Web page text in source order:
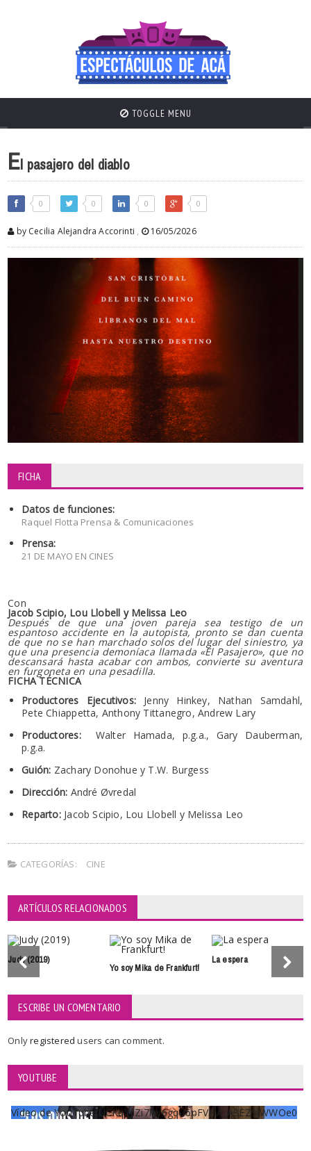
TOGGLE MENU
El pasajero del diablo
0 0 0 0
by Cecilia Alejandra Accorinti , 16/05/2026
FICHA
Datos de funciones:
Raquel Flotta Prensa & Comunicaciones
Prensa:
21 DE MAYO EN CINES
Con
Jacob Scipio, Lou Llobell y Melissa Leo
Después de que una joven pareja sea testigo de un
espantoso accidente en la autopista, pronto se dan cuenta
de que no se han marchado solos del lugar del siniestro, ya
que una presencia demoníaca llamada «El Pasajero», que no
descansará hasta acabar con ambos, convierte su aventura
en furgoneta en una pesadilla.
FICHA TÉCNICA
Productores Ejecutivos: Jenny Hinkey, Nathan Samdahl,
Pete Chiappetta, Anthony Tittanegro, Andrew Lary
Productores: Walter Hamada, p.g.a., Gary Dauberman,
p.g.a.
Guión: Zachary Donohue y T.W. Burgess
Dirección: André Øvredal
Reparto: Jacob Scipio, Lou Llobell y Melissa Leo
CATEGORÍAS: CINE
ARTÍCULOS RELACIONADOS
Judy (2019)
Yo soy Mika de Frankfurt!
La espera
ESCRIBE UN COMENTARIO
Onlyregisteredusers can comment.
YOUTUBE
Vídeo de YouTube UCKqYjiZi7lzy6gqU6pFVFiA_A3EZ9JWWOe0